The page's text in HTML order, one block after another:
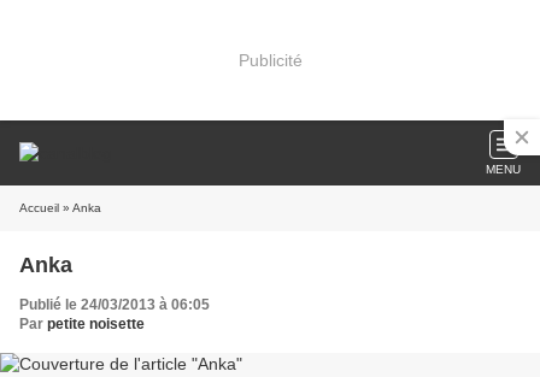
Publicité
MENU
Accueil » Anka
Anka
Publié le 24/03/2013 à 06:05
Par petite noisette